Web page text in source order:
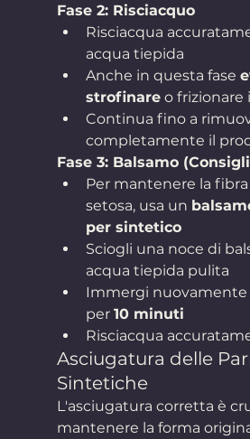
Fase 2: Risciacquo
Risciacqua
acqua tiepida
Anche in questa fase
strofinare o frizionare
Continua fino a
completamente il
Fase 3: Balsamo
Per mantenere la
setosa, usa un
per sintetico
Sciogli una noce di
acqua tiepida pulita
Immergi nuovamente
per 10 minuti
Risciacqua
Asciugatura delle
Sintetiche
L'asciugatura corretta è
mantenere la forma